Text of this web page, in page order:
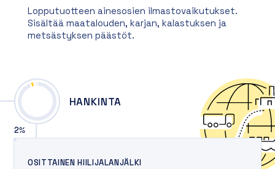
Lopputuotteen ainesosien ilmastovaikutukset.
Sisältää maatalouden, karjan, kalastuksen ja
metsästyksen päästöt.
2%
HANKINTA
OSITTAINEN HIILIJALANJÄLKI